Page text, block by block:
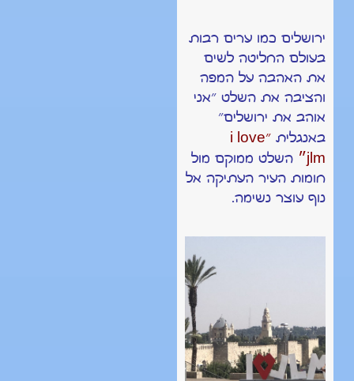
ירושלים כמו ערים רבות
בעולם החליטה לשים
את האהבה על המפה
והציבה את השלט ״אני
אוהב את ירושלים״
באנגלית ״i love
jlm״ השלט ממוקם מול
חומות העיר העתיקה אל
נוף עוצר נשימה.